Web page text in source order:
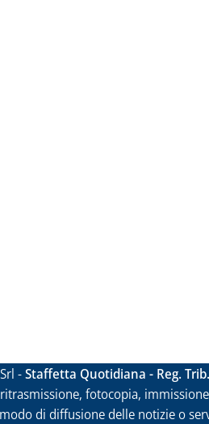
-Staffetta Quotidiana - Reg.
fotocopia,
di diffusione delle notizie o